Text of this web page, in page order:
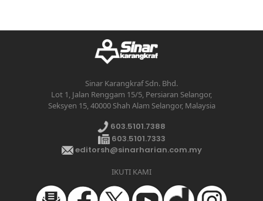
Sinar Karangkraf Sdn. Bhd.
Lot 1, Jalan Renggam 15/5, Persiaran Selangor,
Seksyen 15, 40000 Shah Alam Selangor, Malaysia
603.5101.7388
603.5101.7333
editorsh@sinarharian.com.my
IKUTI KAMI